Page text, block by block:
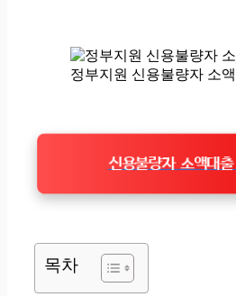
정부지원 신용불량자 소
신용불량자 소액대
목차